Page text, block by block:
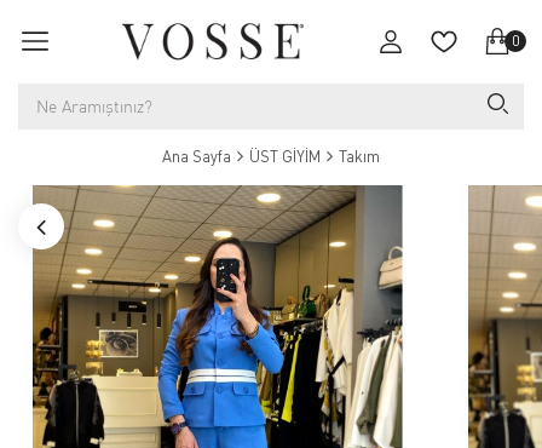
0
Ana Sayfa ÜST GİYİM Takım